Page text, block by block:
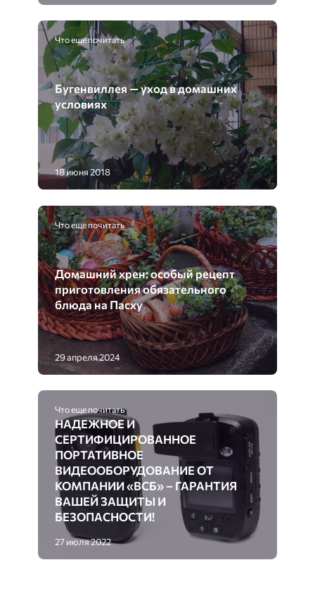
Что еще почитать
Бугенвиллея — уход в домашних
условиях
18 июня 2018
Что еще почитать
Домашний хрен: особый рецепт
приготовления обязательного
блюда на Пасху
29 апреля 2024
Что еще почитать
НАДЕЖНОЕ И
СЕРТИФИЦИРОВАННОЕ
ПОРТАТИВНОЕ
ВИДЕООБОРУДОВАНИЕ ОТ
КОМПАНИИ «ВСБ» – ГАРАНТИЯ
ВАШЕЙ ЗАЩИТЫ И
БЕЗОПАСНОСТИ!
27 июля 2022